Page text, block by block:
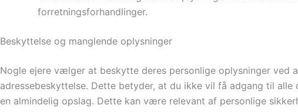
forretningsforhandlinger.
Beskyttelse og manglende oplysninger
Nogle ejere vælger at beskytte deres personlige oplysninger ved
adressebeskyttelse. Dette betyder, at du ikke vil få adgang til alle
en almindelig opslag. Dette kan være relevant af personlige